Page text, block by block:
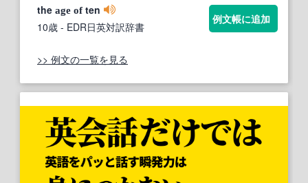
the age often
10歳 - EDR日英対訳辞書
例文帳に追加
>> 例文の一覧を見る